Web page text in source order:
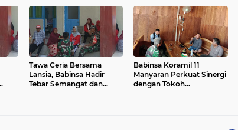
Tawa Ceria Bersama
Lansia, Babinsa Hadir
Tebar Semangat dan
Babinsa Koramil 11
Manyaran Perkuat Sinergi
dengan Tokoh